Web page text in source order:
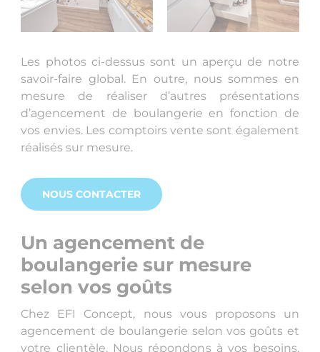
Les photos ci-dessus sont un aperçu de notre
savoir-faire global. En outre, nous sommes en
mesure de réaliser d’autres présentations
d’agencement de boulangerie en fonction de
vos envies. Les comptoirs vente sont également
réalisés sur mesure.
NOUS CONTACTER
Un agencement de
boulangerie sur mesure
selon vos goûts
Chez EFI Concept, nous vous proposons un
agencement de boulangerie selon vos goûts et
votre clientèle. Nous répondons à vos besoins,